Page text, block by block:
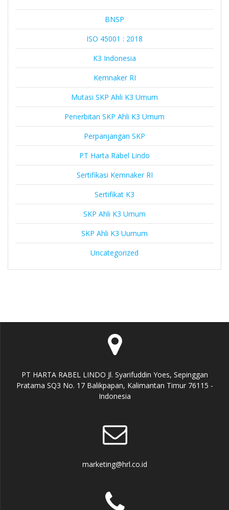
BNSP
ISO 45001 : 2018
K3 Indonesia
Kemnaker RI
Mutasi SKP Ahli K3 Umum
Penerbitan SKP Ahli K3 Umum
Perpanjangan SKP
PT Harta Rabel Lindo
Sertifikasi Kemnaker RI
Sertifikat K3
SKP Ahli K3 Umum
SKP Ahli K3 Uumum
Uncategorized
PT HARTA RABEL LINDO Jl. Syarifuddin Yoes, Sepinggan
Pratama SQ3 No. 17 Balikpapan, Kalimantan Timur 76115 -
Indonesia
marketing@hrl.co.id